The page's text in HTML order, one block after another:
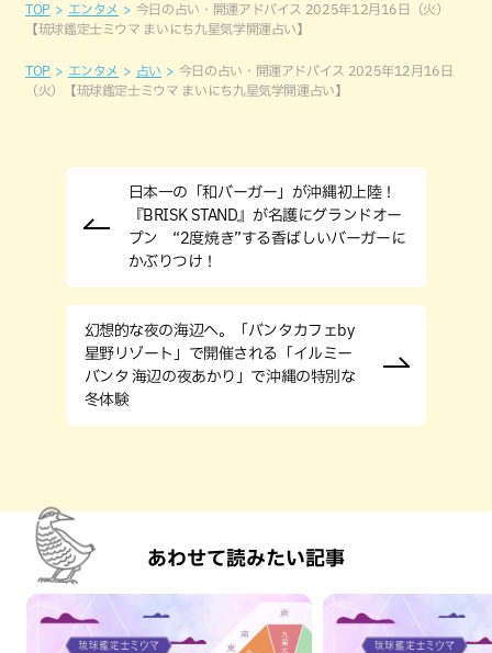
TOP エンタメ
今日の占い・開運アドバイス 2025年12月16日（火）
【琉球鑑定士ミウマ まいにち九星気学開運占い】
TOP エンタメ 占い
今日の占い・開運アドバイス 2025年12月16日
（火）【琉球鑑定士ミウマ まいにち九星気学開運占い】
日本一の「和バーガー」が沖縄初上陸！
『BRISK STAND』が名護にグランドオー
プン “2度焼き”する香ばしいバーガーに
かぶりつけ！
幻想的な夜の海辺へ。「バンタカフェby
星野リゾート」で開催される「イルミー
バンタ 海辺の夜あかり」で沖縄の特別な
冬体験
あわせて読みたい記事